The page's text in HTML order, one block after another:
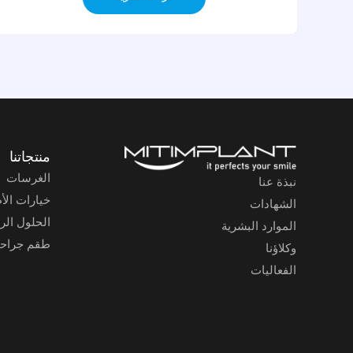
نبذة عنا
الشهادات
الموارد البشرية
وكلاؤنا
الفعاليات
منتجاتنا
الغرسات
خيارات
الحلول
طقم